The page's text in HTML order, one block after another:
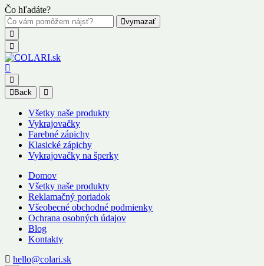
Čo hľadáte?
vymazať
Back
Všetky naše produkty
Vykrajovačky
Farebné zápichy
Klasické zápichy
Vykrajovačky na šperky
Domov
Všetky naše produkty
Reklamačný poriadok
Všeobecné obchodné podmienky
Ochrana osobných údajov
Blog
Kontakty
hello@colari.sk